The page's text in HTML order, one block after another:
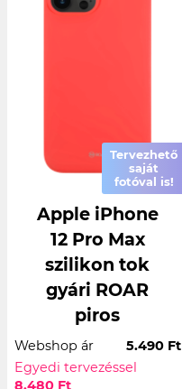
Tervezhető
saját
fotóval is!
Apple iPhone
12 Pro Max
szilikon tok
gyári ROAR
piros
Webshop ár
5.490 Ft
Egyedi tervezéssel
8.480 Ft